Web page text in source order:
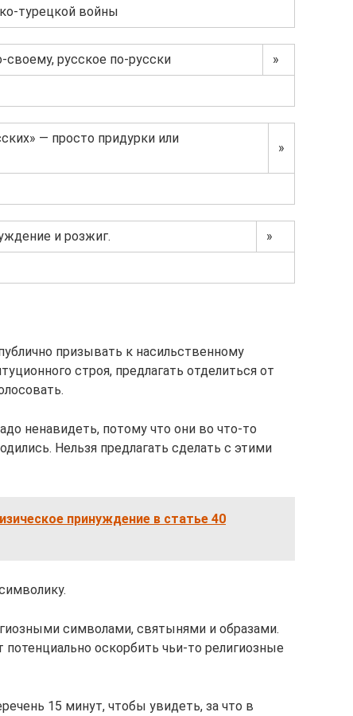
турецкой войны
русское по-русски »
— просто придурки или
»
и розжиг. »
призывать к насильственному
строя, предлагать отделиться от
ненавидеть, потому что они во что-то
Нельзя предлагать сделать с этими
принуждение в статье 40
символами, святынями и образами.
оскорбить чьи-то религиозные
15 минут, чтобы увидеть, за что в